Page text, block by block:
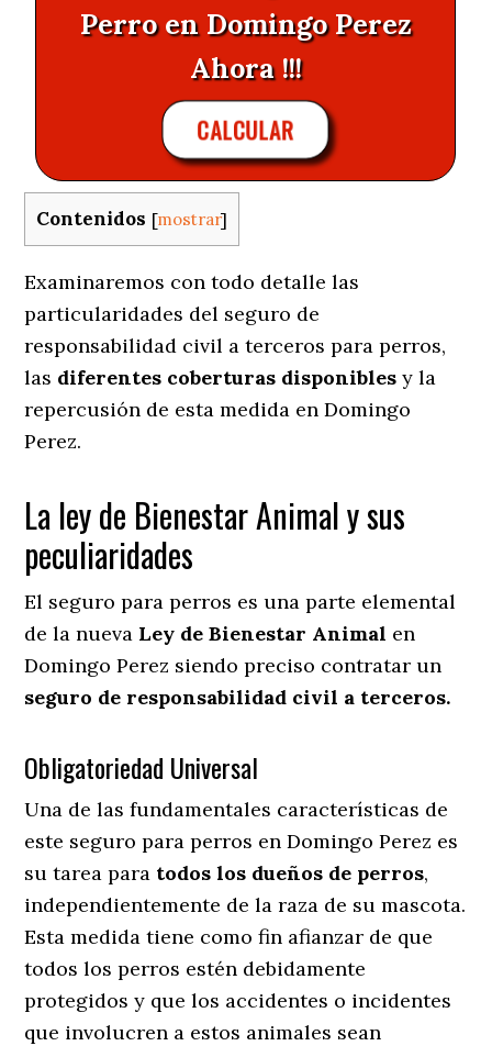
Perro en Domingo Perez
Ahora !!!
CALCULAR
Contenidos [mostrar]
Examinaremos con todo detalle las
particularidades del seguro de
responsabilidad civil a terceros para perros,
las diferentes coberturas disponibles y la
repercusión de esta medida en Domingo
Perez.
La ley de Bienestar Animal y sus
peculiaridades
El seguro para perros es una parte elemental
de la nueva Ley de Bienestar Animal en
Domingo Perez siendo preciso contratar un
seguro de responsabilidad civil a terceros.
Obligatoriedad Universal
Una de las fundamentales características de
este seguro para perros en Domingo Perez es
su tarea para todos los dueños de perros,
independientemente de la raza de su mascota.
Esta medida tiene como fin afianzar de que
todos los perros estén debidamente
protegidos y que los accidentes o incidentes
que involucren a estos animales sean